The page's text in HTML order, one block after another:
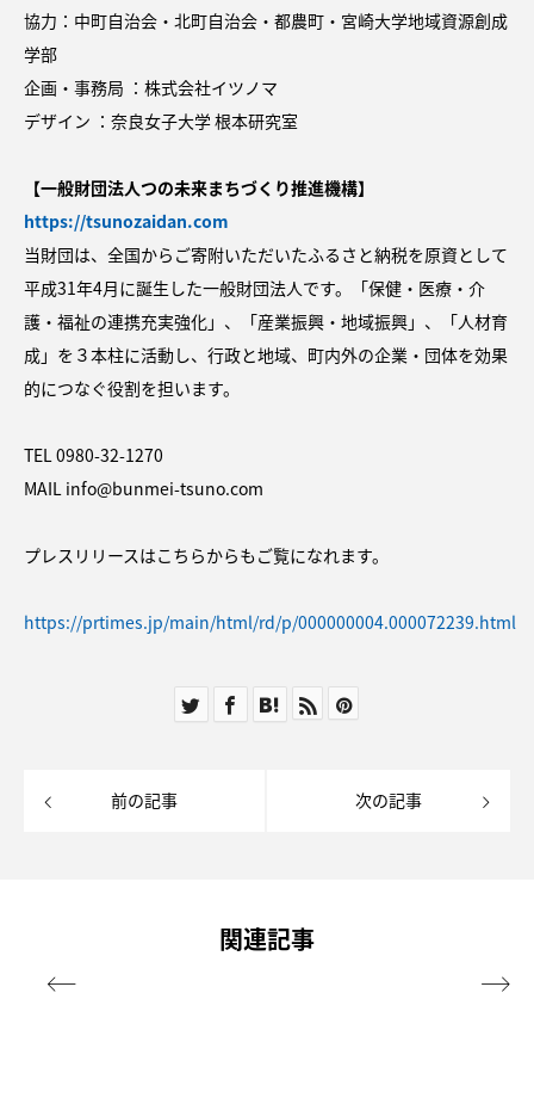
協力：中町自治会・北町自治会・都農町・宮崎大学地域資源創成
学部
企画・事務局 ：株式会社イツノマ
デザイン ：奈良女子大学 根本研究室
【一般財団法人つの未来まちづくり推進機構】
https://tsunozaidan.com
当財団は、全国からご寄附いただいたふるさと納税を原資として
平成31年4月に誕生した一般財団法人です。「保健・医療・介
護・福祉の連携充実強化」、「産業振興・地域振興」、「人材育
成」を３本柱に活動し、行政と地域、町内外の企業・団体を効果
的につなぐ役割を担います。
TEL 0980-32-1270
MAIL info@bunmei-tsuno.com
プレスリリースはこちらからもご覧になれます。
https://prtimes.jp/main/html/rd/p/000000004.000072239.html
前の記事 次の記事
関連記事
 